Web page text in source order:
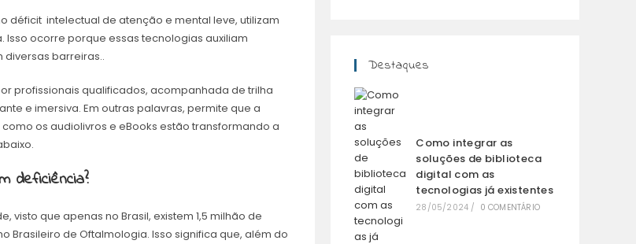
déficit intelectual de atenção e mental leve, utilizam
ocorre porque essas tecnologias auxiliam
barreiras..
profissionais qualificados, acompanhada de trilha
e imersiva. Em outras palavras, permite que a
os audiolivros e eBooks estão transformando a
deficiência?
que apenas no Brasil, existem 1,5 milhão de
de Oftalmologia. Isso significa que, além do
Destaques
Como integrar as
soluções de biblioteca
digital com as
tecnologias já existentes
28/05/2024 / 0 COMENTÁRIO